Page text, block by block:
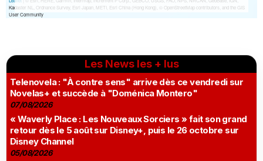
Les News les + lus
Telenovela : "À contre sens" arrive dès ce vendredi sur
Novelas+ et succède à "Doménica Montero"
07/08/2026
« Waverly Place : Les Nouveaux Sorciers » fait son grand
retour dès le 5 août sur Disney+, puis le 26 octobre sur
Disney Channel
05/08/2026